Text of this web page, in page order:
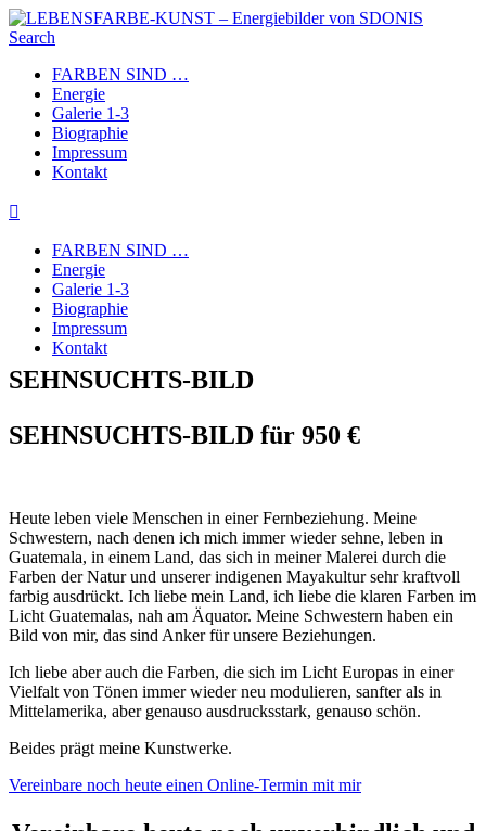
Search
FARBEN SIND …
Energie
Galerie 1-3
Biographie
Impressum
Kontakt
FARBEN SIND …
Energie
Galerie 1-3
Biographie
Impressum
Kontakt
SEHNSUCHTS-BILD
SEHNSUCHTS-BILD für 950 €
Heute leben viele Menschen in einer Fernbeziehung. Meine
Schwestern, nach denen ich mich immer wieder sehne, leben in
Guatemala, in einem Land, das sich in meiner Malerei durch die
Farben der Natur und unserer indigenen Mayakultur sehr kraftvoll
farbig ausdrückt. Ich liebe mein Land, ich liebe die klaren Farben im
Licht Guatemalas, nah am Äquator. Meine Schwestern haben ein
Bild von mir, das sind Anker für unsere Beziehungen.
Ich liebe aber auch die Farben, die sich im Licht Europas in einer
Vielfalt von Tönen immer wieder neu modulieren, sanfter als in
Mittelamerika, aber genauso ausdrucksstark, genauso schön.
Beides prägt meine Kunstwerke.
Vereinbare noch heute einen Online-Termin mit mir